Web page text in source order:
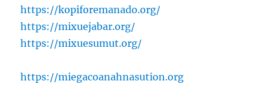
https://kopiforemanado.org/
https://mixuejabar.org/
https://mixuesumut.org/
https://miegacoanahnasution.org